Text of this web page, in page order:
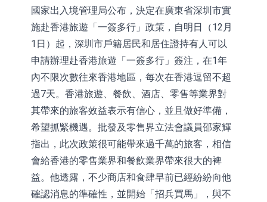
股份(002458.CN)漲10.02%
【異動股】CRO板塊拉升，藥康生物
(688046.CN)漲19.99%
【異動股】診斷服務板塊拉升，貝瑞
基因(000710.CN)漲10.02%
「X-Day」西麗湖路演社清華校友電
子信息專場成功舉辦
市場監管總局印發《廣告業統計調查
制度》
【異動股】港股跌幅榜前十，賽迪顧
問(02176.HK)跌40.96%，天瑞汽車内
飾(06162.HK)跌26.09%
國家出入境管理局公布，決定在廣東省深圳市實
施赴香港旅遊「一簽多行」政策，自明日（12月
1日）起，深圳市戶籍居民和居住證持有人可以
申請辦理赴香港旅遊「一簽多行」簽注，在1年
內不限次數往來香港地區，每次在香港逗留不超
過7天。香港旅遊、餐飲、酒店、零售等業界對
其帶來的旅客效益表示有信心，並且做好準備，
希望抓緊機遇。批發及零售界立法會議員邵家輝
指出，此次政策很可能帶來過千萬的旅客，相信
會給香港的零售業界和餐飲業界帶來很大的裨
益。他透露，不少商店和食肆早前已經紛紛向他
確認消息的準確性，並開始「招兵買馬」，與不